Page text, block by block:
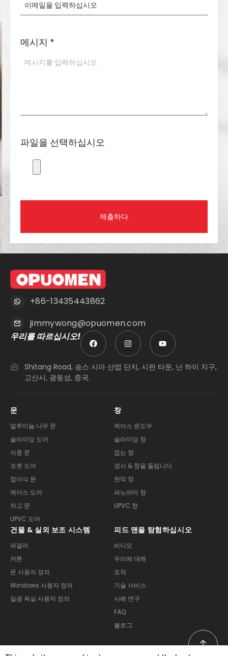
메시지 *
파일을 선택하십시오
제출하다
+86-13435443862
jimmywong@opuomen.com
우리를 따르십시오!
Shitang Road, 송스 시아 산업 단지, 시란 타운, 난 하이 지구,
고산시, 광동성, 중국.
문
알루미늄 나무 문
슬라이딩 도어
이중 문
포켓 도어
접이식 문
케이스 도어
차고 문
UPVC 도어
창
케이스 윈도우
슬라이딩 창
접는 창
경사 & 창을 돌립니다
천막 창
파노라마 창
UPVC 창
건물 & 실외 보조 시스템
퍼걸러
커튼
문 사용자 정의
Windows 사용자 정의
일광 욕실 사용자 정의
피드 맨을 탐험하십시오
비디오
우리에 대해
조작
기술 서비스
사례 연구
FAQ
블로그